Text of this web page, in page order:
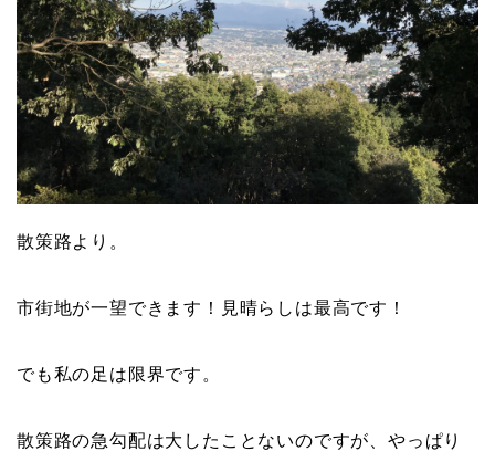
散策路より。
市街地が一望できます！見晴らしは最高です！
でも私の足は限界です。
散策路の急勾配は大したことないのですが、やっぱり